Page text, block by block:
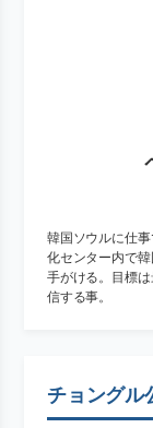
韓国ソウルに仕
化センター内で
手がける。目標
信する事。
チョングル